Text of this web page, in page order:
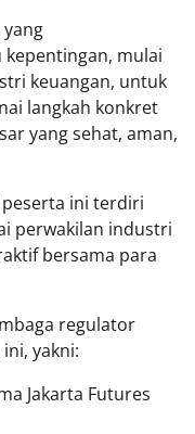
mulai
keuangan, untuk
langkah konkret
yang sehat, aman,
ini terdiri
perwakilan industri
bersama para
regulator
yakni:
Jakarta Futures